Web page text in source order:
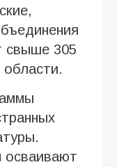
свыше 305
осваивают